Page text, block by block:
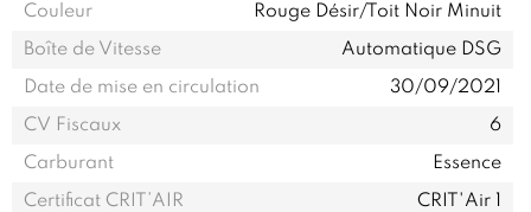
Couleur
Rouge Désir/Toit Noir Minuit
Boîte de Vitesse
Automatique DSG
Date de mise en circulation
30/09/2021
CV Fiscaux
6
Carburant
Essence
Certificat CRIT’AIR
CRIT'Air 1